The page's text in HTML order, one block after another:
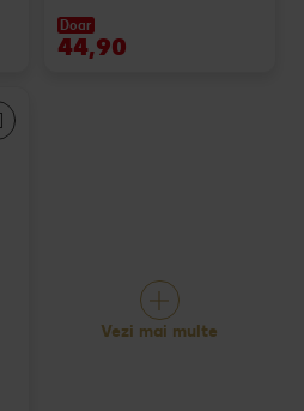
Doar
44,90
Vezi mai multe